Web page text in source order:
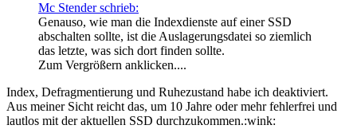
Mc Stender schrieb:
Genauso, wie man die Indexdienste auf einer SSD
abschalten sollte, ist die Auslagerungsdatei so ziemlich
das letzte, was sich dort finden sollte.
Zum Vergrößern anklicken....
Index, Defragmentierung und Ruhezustand habe ich deaktiviert.
Aus meiner Sicht reicht das, um 10 Jahre oder mehr fehlerfrei und
lautlos mit der aktuellen SSD durchzukommen.:wink: